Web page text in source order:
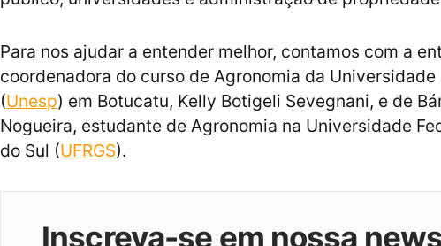
Para nos ajudar a entender melhor, contamos com a
coordenadora do curso de Agronomia da Universidade
(Unesp) em Botucatu, Kelly Botigeli Sevegnani, e de
Nogueira, estudante de Agronomia na Universidade
do Sul (UFRGS).
Inscreva-se em nossa